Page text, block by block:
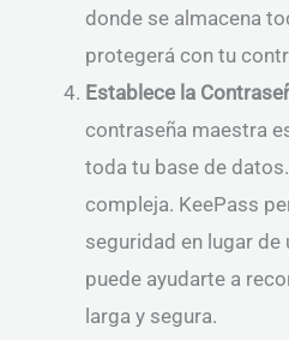
donde se almacena
protegerá con tu
Establece la
contraseña maestra
toda tu base de
compleja. KeePass
seguridad en lugar de
puede ayudarte a
larga y segura.